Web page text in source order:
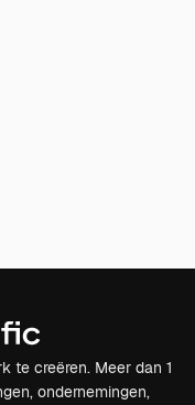
te creëren. Meer dan 1
ondernemingen,